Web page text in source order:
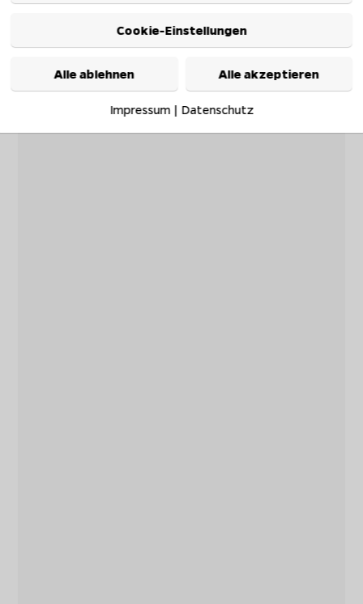
Cookie-Einstellungen
Alle ablehnen Alle akzeptieren
Impressum| Datenschutz